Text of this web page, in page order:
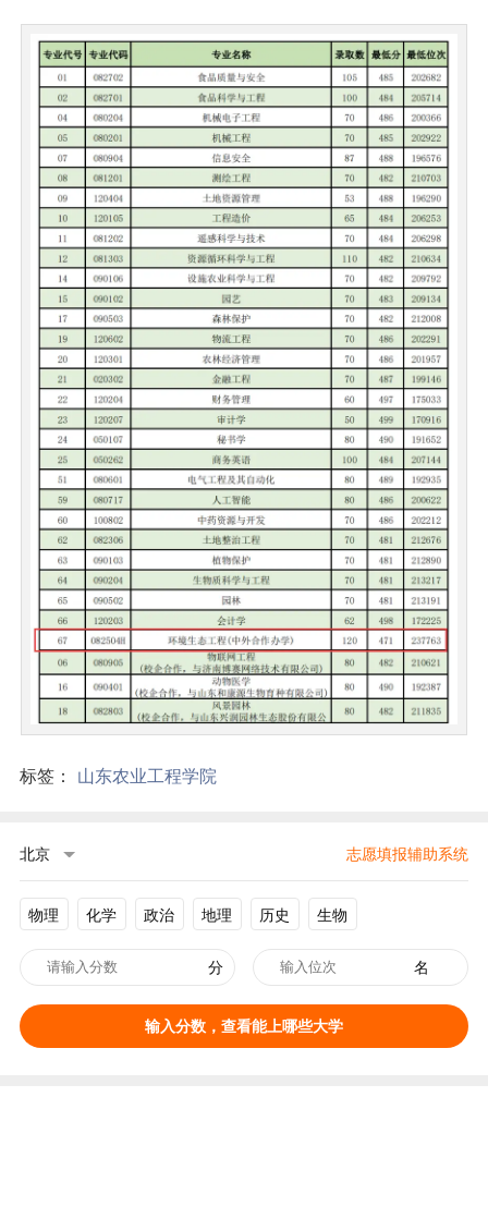
标签： 山东农业工程学院
北京 志愿填报辅助系统
物理 化学 政治 地理 历史 生物
分 名
输入分数，查看能上哪些大学